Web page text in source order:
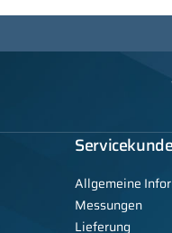
Servicekunde
Allgemeine
Messungen
Lieferung